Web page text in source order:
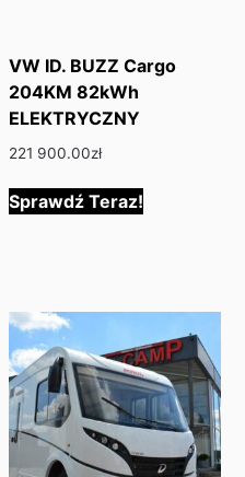
VW ID. BUZZ Cargo
204KM 82kWh
ELEKTRYCZNY
221 900.00zł
Sprawdź Teraz!